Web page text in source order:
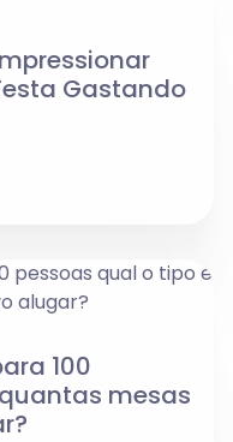
Gastando
100
mesas